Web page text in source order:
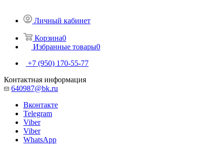
Личный кабинет
Корзина0
Избранные товары0
+7 (950) 170-55-77
Контактная информация
640987@bk.ru
Вконтакте
Telegram
Viber
Viber
WhatsApp